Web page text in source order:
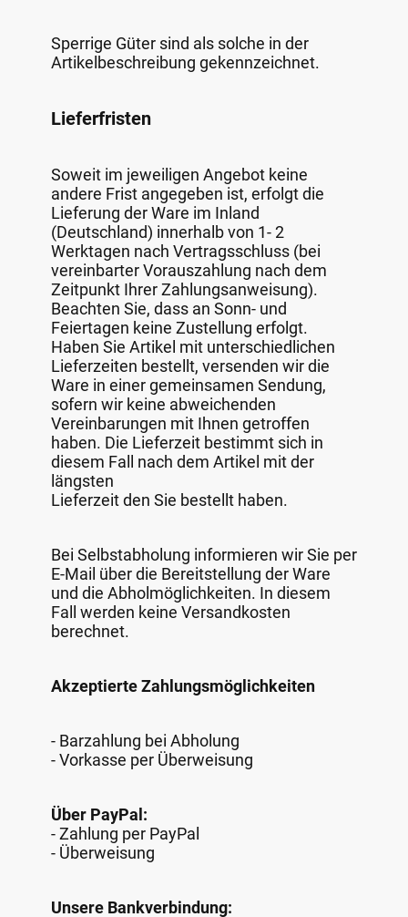
Sperrige Güter sind als solche in der
Artikelbeschreibung gekennzeichnet.
Lieferfristen
Soweit im jeweiligen Angebot keine
andere Frist angegeben ist, erfolgt die
Lieferung der Ware im Inland
(Deutschland) innerhalb von 1- 2
Werktagen nach Vertragsschluss (bei
vereinbarter Vorauszahlung nach dem
Zeitpunkt Ihrer Zahlungsanweisung).
Beachten Sie, dass an Sonn- und
Feiertagen keine Zustellung erfolgt.
Haben Sie Artikel mit unterschiedlichen
Lieferzeiten bestellt, versenden wir die
Ware in einer gemeinsamen Sendung,
sofern wir keine abweichenden
Vereinbarungen mit Ihnen getroffen
haben. Die Lieferzeit bestimmt sich in
diesem Fall nach dem Artikel mit der
längsten
Lieferzeit den Sie bestellt haben.
Bei Selbstabholung informieren wir Sie per
E-Mail über die Bereitstellung der Ware
und die Abholmöglichkeiten. In diesem
Fall werden keine Versandkosten
berechnet.
Akzeptierte Zahlungsmöglichkeiten
- Barzahlung bei Abholung
- Vorkasse per Überweisung
Über PayPal:
- Zahlung per PayPal
- Überweisung
Unsere Bankverbindung: